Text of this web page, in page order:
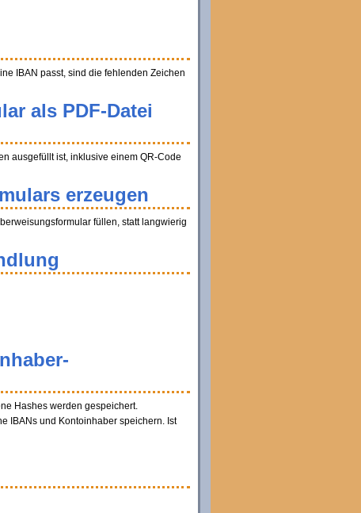
IBAN passt, sind die fehlenden Zeichen
als PDF-Datei
ausgefüllt ist, inklusive einem QR-Code
erzeugen
füllen, statt langwierig
Hashes werden gespeichert.
IBANs und Kontoinhaber speichern. Ist